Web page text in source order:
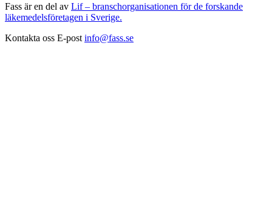
Fass är en del av Lif – branschorganisationen för de forskande
läkemedelsföretagen i Sverige.
Kontakta oss E-post info@fass.se